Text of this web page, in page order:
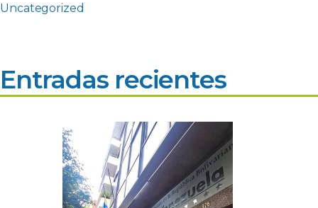
Uncategorized
Entradas recientes